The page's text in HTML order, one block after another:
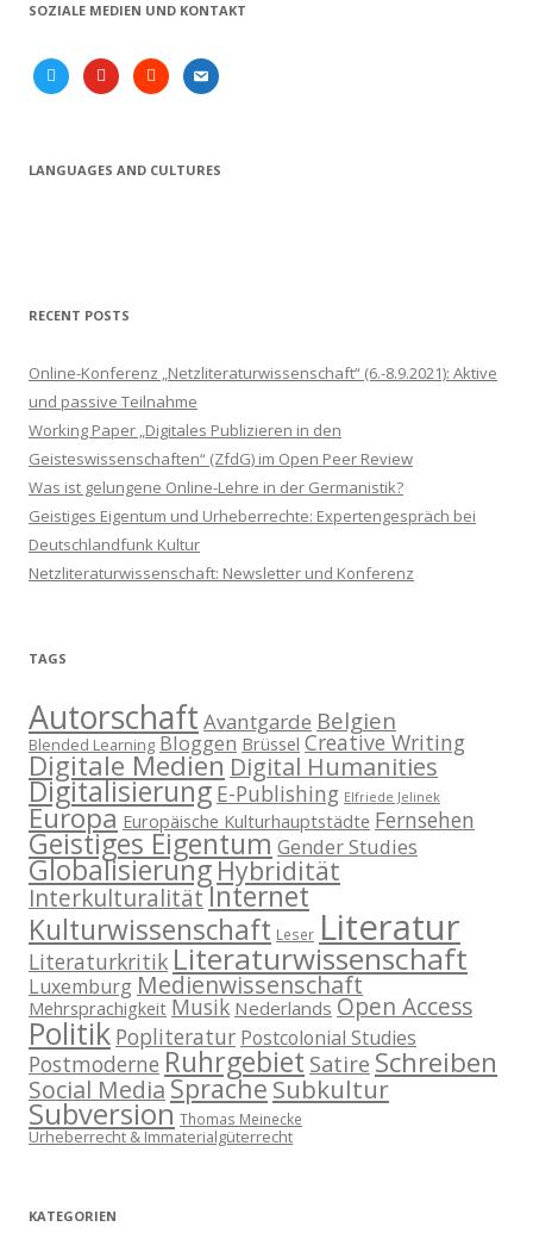
SOZIALE MEDIEN UND KONTAKT
twitter youtubesoundcloud
email
LANGUAGES AND CULTURES
RECENT POSTS
Online-Konferenz „Netzliteraturwissenschaft“ (6.-8.9.2021): Aktive
und passive Teilnahme
Working Paper „Digitales Publizieren in den
Geisteswissenschaften“ (ZfdG) im Open Peer Review
Was ist gelungene Online-Lehre in der Germanistik?
Geistiges Eigentum und Urheberrechte: Expertengespräch bei
Deutschlandfunk Kultur
Netzliteraturwissenschaft: Newsletter und Konferenz
TAGS
Autorschaft Avantgarde Belgien
Blended Learning Bloggen Brüssel Creative Writing
Digitale Medien Digital Humanities
Digitalisierung E-Publishing Elfriede Jelinek
Europa Europäische Kulturhauptstädte Fernsehen
Geistiges Eigentum Gender Studies
GlobalisierungHybridität
InterkulturalitätInternet
Kulturwissenschaft Leser Literatur
LiteraturkritikLiteraturwissenschaft
Luxemburg Medienwissenschaft
Mehrsprachigkeit Musik Nederlands Open Access
Politik Popliteratur Postcolonial Studies
Postmoderne Ruhrgebiet Satire Schreiben
Social MediaSpracheSubkultur
Subversion Thomas Meinecke
Urheberrecht & Immaterialgüterrecht
KATEGORIEN